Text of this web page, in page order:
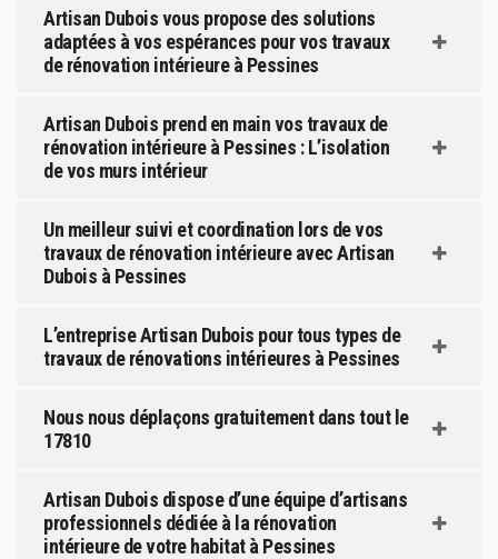
Artisan Dubois vous propose des solutions
adaptées à vos espérances pour vos travaux
de rénovation intérieure à Pessines
Artisan Dubois prend en main vos travaux de
rénovation intérieure à Pessines : L’isolation
de vos murs intérieur
Un meilleur suivi et coordination lors de vos
travaux de rénovation intérieure avec Artisan
Dubois à Pessines
L’entreprise Artisan Dubois pour tous types de
travaux de rénovations intérieures à Pessines
Nous nous déplaçons gratuitement dans tout le
17810
Artisan Dubois dispose d’une équipe d’artisans
professionnels dédiée à la rénovation
intérieure de votre habitat à Pessines